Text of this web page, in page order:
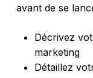
avant de se
Décrivez
marketing
Détaillez